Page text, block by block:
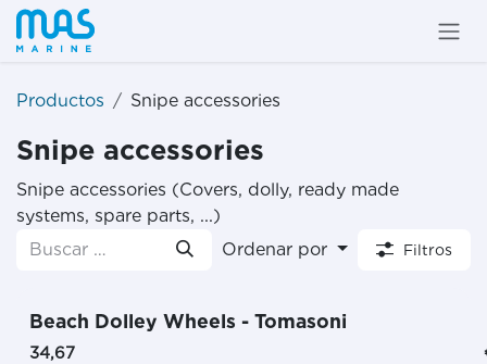
Ir al contenido
Productos Snipe accessories
Snipe accessories
Snipe accessories (Covers, dolly, ready made
systems, spare parts, ...)
Ordenar por
Filtros
Beach Dolley Wheels - Tomasoni
34,67